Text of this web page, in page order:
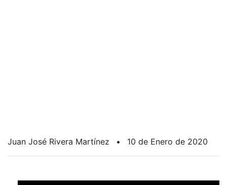
Juan José Rivera Martínez • 10 de Enero de 2020